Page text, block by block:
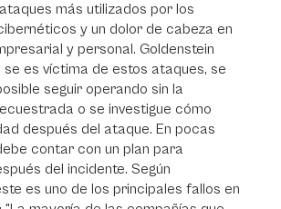
más utilizados por los
y un dolor de cabeza en
y personal. Goldenstein
se es víctima de estos ataques, se
seguir operando sin la
o se investigue cómo
después del ataque. En pocas
contar con un plan para
del incidente. Según
es uno de los principales fallos en